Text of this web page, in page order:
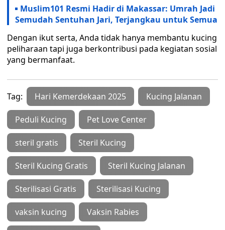
Muslim101 Resmi Hadir di Makassar: Umrah Jadi
Semudah Sentuhan Jari, Terjangkau untuk Semua
Dengan ikut serta, Anda tidak hanya membantu kucing
peliharaan tapi juga berkontribusi pada kegiatan sosial
yang bermanfaat.
Tag: Hari Kemerdekaan 2025 Kucing Jalanan
Peduli Kucing Pet Love Center
steril gratis Steril Kucing
Steril Kucing Gratis Steril Kucing Jalanan
Sterilisasi Gratis Sterilisasi Kucing
vaksin kucing Vaksin Rabies